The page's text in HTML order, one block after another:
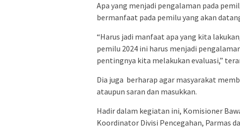
Apa yang menjadi pengalaman pada
bermanfaat pada pemilu yang akan
“Harus jadi manfaat apa yang kita
pemilu 2024 ini harus menjadi
pentingnya kita melakukan evaluasi,”
Dia juga berharap agar masyarakat
ataupun saran dan masukkan.
Hadir dalam kegiatan ini, Komisioner
Koordinator Divisi Pencegahan, Parmas